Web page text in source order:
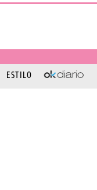
ESTILO OKDIARIO